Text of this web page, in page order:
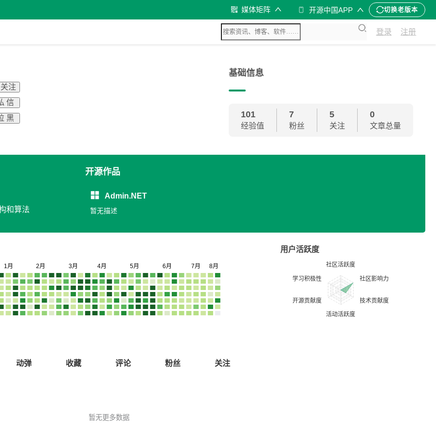
媒体矩阵 开源中国APP 切换老版本
登录 注册
注
信
黑
基础信息
101
经验值
7
粉丝
5
关注
0
文章总量
和算法
开源作品
Admin.NET
暂无描述
用户活跃度
动弹 收藏 评论 粉丝 关注
暂无更多数据